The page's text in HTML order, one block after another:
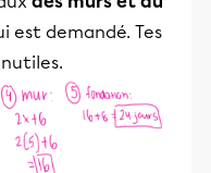
est demandé. Tes